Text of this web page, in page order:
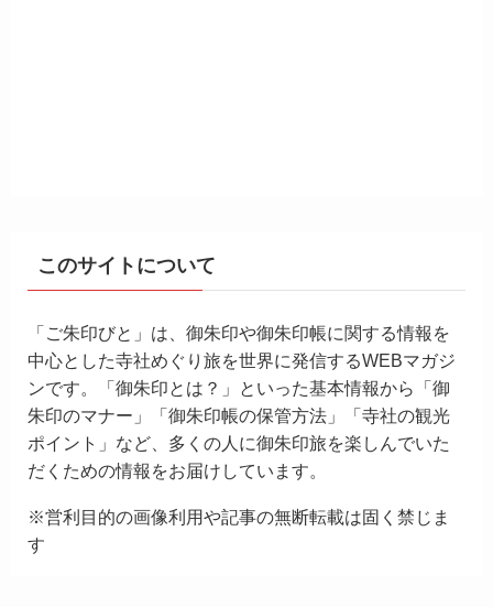
このサイトについて
「ご朱印びと」は、御朱印や御朱印帳に関する情報を
中心とした寺社めぐり旅を世界に発信するWEBマガジ
ンです。「御朱印とは？」といった基本情報から「御
朱印のマナー」「御朱印帳の保管方法」「寺社の観光
ポイント」など、多くの人に御朱印旅を楽しんでいた
だくための情報をお届けしています。
※営利目的の画像利用や記事の無断転載は固く禁じま
す